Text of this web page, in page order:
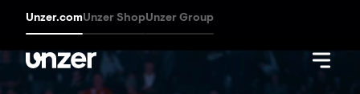
Unzer.comUnzer ShopUnzer Group